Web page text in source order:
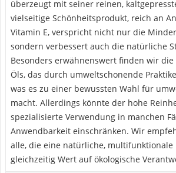
überzeugt mit seiner reinen,
vielseitige Schönheitsprodukt, reich an
Vitamin E, verspricht nicht nur die
sondern verbessert auch die natürliche
Besonders erwähnenswert finden wir
Öls, das durch umweltschonende
was es zu einer bewussten Wahl für
macht. Allerdings könnte der hohe
spezialisierte Verwendung in manchen
Anwendbarkeit einschränken. Wir
alle, die eine natürliche, multifunktionale
gleichzeitig Wert auf ökologische